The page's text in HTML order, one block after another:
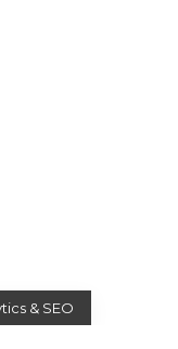
& SEO